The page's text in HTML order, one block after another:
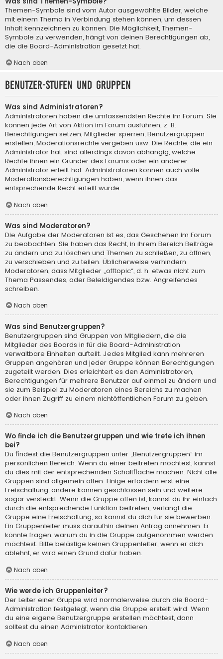
Themen-Symbole sind vom Autor ausgewählte Bilder, welche
mit einem Thema in Verbindung stehen können, um dessen
Inhalt kennzeichnen zu können. Die Möglichkeit, Themen-
Symbole zu verwenden, hängt von deinen Berechtigungen ab,
die die Board-Administration gesetzt hat.
Nach oben
Benutzer-Stufen und Gruppen
Was sind Administratoren?
Administratoren haben die umfassendsten Rechte im Forum. Sie
können jede Art von Aktion im Forum ausführen; z. B.
Berechtigungen setzen, Mitglieder sperren, Benutzergruppen
erstellen, Moderationsrechte vergeben usw. Die Rechte, die ein
Administrator hat, sind allerdings davon abhängig, welche
Rechte ihnen ein Gründer des Forums oder ein anderer
Administrator erteilt hat. Administratoren können auch volle
Moderationsberechtigungen haben, wenn ihnen das
entsprechende Recht erteilt wurde.
Nach oben
Was sind Moderatoren?
Die Aufgabe der Moderatoren ist es, das Geschehen im Forum
zu beobachten. Sie haben das Recht, in ihrem Bereich Beiträge
zu ändern und zu löschen und Themen zu schließen, zu öffnen,
zu verschieben und zu teilen. Üblicherweise verhindern
Moderatoren, dass Mitglieder „offtopic“, d. h. etwas nicht zum
Thema Passendes, oder Beleidigendes bzw. Angreifendes
schreiben.
Nach oben
Was sind Benutzergruppen?
Benutzergruppen sind Gruppen von Mitgliedern, die die
Mitglieder des Boards in für die Board-Administration
verwaltbare Einheiten aufteilt. Jedes Mitglied kann mehreren
Gruppen angehören und jeder Gruppe können Berechtigungen
zugeteilt werden. Dies erleichtert es den Administratoren,
Berechtigungen für mehrere Benutzer auf einmal zu ändern und
sie zum Beispiel zu Moderatoren eines Bereichs zu machen
oder ihnen Zugriff zu einem nichtöffentlichen Forum zu geben.
Nach oben
Wo finde ich die Benutzergruppen und wie trete ich ihnen
bei?
Du findest die Benutzergruppen unter „Benutzergruppen“ im
persönlichen Bereich. Wenn du einer beitreten möchtest, kannst
du dies mit der entsprechenden Schaltfläche machen. Nicht alle
Gruppen sind allgemein offen. Einige erfordern erst eine
Freischaltung, andere können geschlossen sein und weitere
sogar versteckt. Wenn die Gruppe offen ist, kannst du ihr einfach
durch die entsprechende Funktion beitreten; verlangt die
Gruppe eine Freischaltung, so kannst du dich für sie bewerben.
Ein Gruppenleiter muss daraufhin deinen Antrag annehmen. Er
könnte fragen, warum du in die Gruppe aufgenommen werden
möchtest. Bitte belästige keinen Gruppenleiter, wenn er dich
ablehnt, er wird einen Grund dafür haben.
Nach oben
Wie werde ich Gruppenleiter?
Der Leiter einer Gruppe wird normalerweise durch die Board-
Administration festgelegt, wenn die Gruppe erstellt wird. Wenn
du eine eigene Benutzergruppe erstellen möchtest, dann
solltest du einen Administrator kontaktieren.
Nach oben